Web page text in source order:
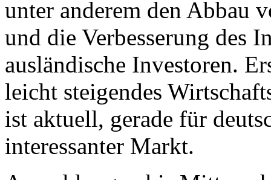
unter anderem den Abbau
und die Verbesserung des
ausländische Investoren.
leicht steigendes
ist aktuell, gerade für
interessanter Markt.